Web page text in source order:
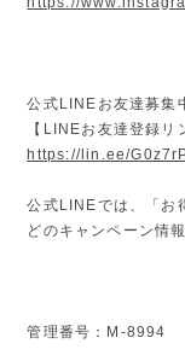
公式LINEお友達募集
【LINEお友達登録リ
https://lin.ee/
公式LINEでは、「お
どのキャンペーン情
管理番号：M-8994